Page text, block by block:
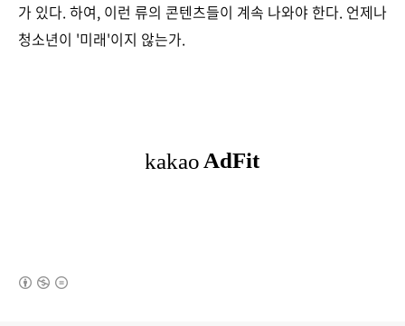
가 있다. 하여, 이런 류의 콘텐츠들이 계속 나와야 한다. 언제나
청소년이 '미래'이지 않는가.